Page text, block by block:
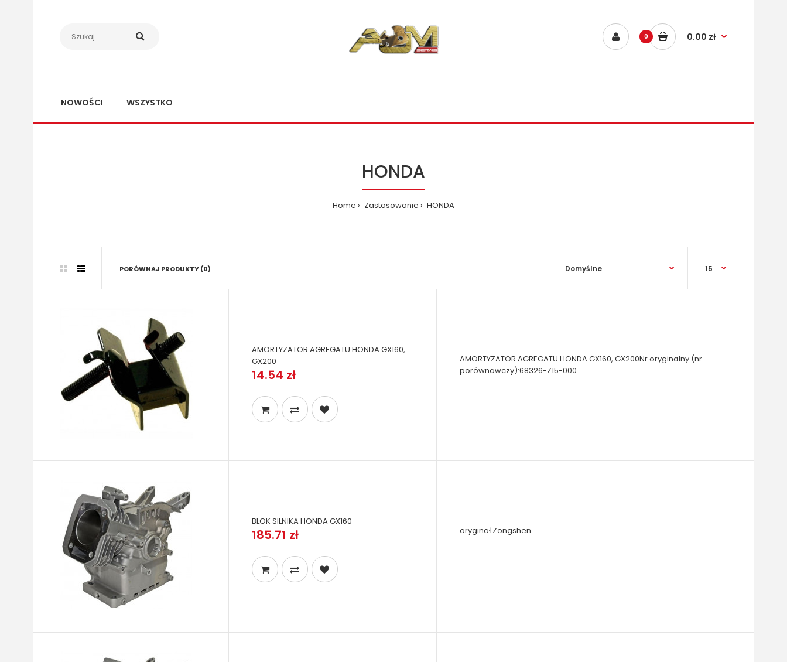
0 0.00 zł
NOWOŚCI WSZYSTKO
HONDA
Home Zastosowanie HONDA
PORÓWNAJ PRODUKTY (0)
AMORTYZATOR AGREGATU HONDA GX160,
GX200
14.54 zł
AMORTYZATOR AGREGATU HONDA GX160, GX200Nr oryginalny (nr
porównawczy):68326-Z15-000..
BLOK SILNIKA HONDA GX160
185.71 zł oryginał Zongshen..